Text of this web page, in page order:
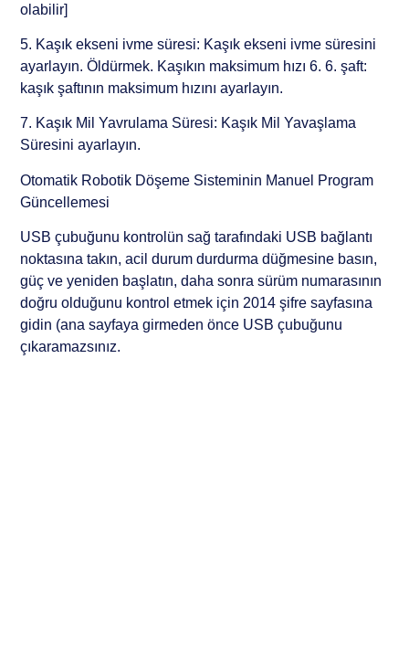
olabilir]
5. Kaşık ekseni ivme süresi: Kaşık ekseni ivme süresini
ayarlayın. Öldürmek. Kaşıkın maksimum hızı 6. 6. şaft:
kaşık şaftının maksimum hızını ayarlayın.
7. Kaşık Mil Yavrulama Süresi: Kaşık Mil Yavaşlama
Süresini ayarlayın.
Otomatik Robotik Döşeme Sisteminin Manuel Program
Güncellemesi
USB çubuğunu kontrolün sağ tarafındaki USB bağlantı
noktasına takın, acil durum durdurma düğmesine basın,
güç ve yeniden başlatın, daha sonra sürüm numarasının
doğru olduğunu kontrol etmek için 2014 şifre sayfasına
gidin (ana sayfaya girmeden önce USB çubuğunu
çıkaramazsınız.